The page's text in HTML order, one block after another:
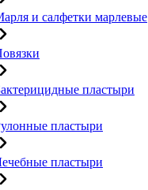
и салфетки марлевые
пластыри
пластыри
пластыри